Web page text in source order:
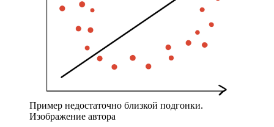
Пример недостаточно близкой подгонки.
Изображение автора